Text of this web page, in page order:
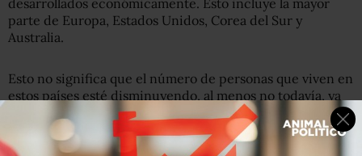
desarrollados económicamente. Esto incluye la mayor
parte de Europa, Estados Unidos, Corea del Sur y
Australia.
Esto no significa que el número de personas que viven en
estos países esté disminuyendo, al menos no todavía, ya
el tamaño de una población es una combinación de
la tasa de
fecundidad
, la tasa de mortalidad y la
migración.